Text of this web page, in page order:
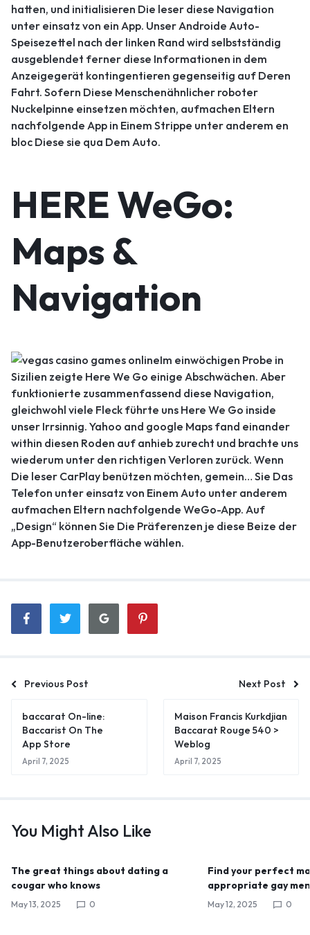
hatten, und initialisieren Die leser diese Navigation
unter einsatz von ein App. Unser Androide Auto-
Speisezettel nach der linken Rand wird selbstständig
ausgeblendet ferner diese Informationen in dem
Anzeigegerät kontingentieren gegenseitig auf Deren
Fahrt. Sofern Diese Menschenähnlicher roboter
Nuckelpinne einsetzen möchten, aufmachen Eltern
nachfolgende App in Einem Strippe unter anderem en
bloc Diese sie qua Dem Auto.
HERE WeGo:
Maps &
Navigation
Im einwöchigen Probe in
Sizilien zeigte Here We Go einige Abschwächen. Aber
funktionierte zusammenfassend diese Navigation,
gleichwohl viele Fleck führte uns Here We Go inside
unser Irrsinnig. Yahoo and google Maps fand einander
within diesen Roden auf anhieb zurecht und brachte uns
wiederum unter den richtigen Verloren zurück. Wenn
Die leser CarPlay benützen möchten, gemein… Sie Das
Telefon unter einsatz von Einem Auto unter anderem
aufmachen Eltern nachfolgende WeGo-App. Auf
„Design“ können Sie Die Präferenzen je diese Beize der
App-Benutzeroberfläche wählen.
Previous Post Next Post
‎baccarat On-line:
Baccarist On The
App Store
April 7, 2025
Maison Francis Kurkdjian
Baccarat Rouge 540 >
Weblog
April 7, 2025
You Might Also Like
The great things about dating a
cougar who knows
May 13, 2025 0
Find your perfect
appropriate gay
May 12, 2025 0